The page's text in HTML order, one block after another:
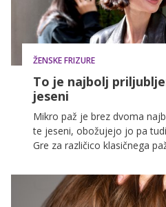
ŽENSKE FRIZURE
To je najbolj
jeseni
Mikro paž je brez dvoma
te jeseni, obožujejo jo pa
Gre za različico klasičnega
ki je idealen za vse tiste, ki
značajem'.